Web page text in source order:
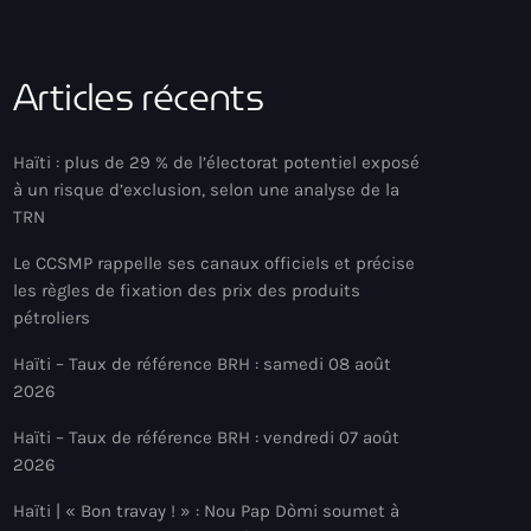
Articles récents
Haïti : plus de 29 % de l’électorat potentiel exposé
à un risque d’exclusion, selon une analyse de la
TRN
Le CCSMP rappelle ses canaux officiels et précise
les règles de fixation des prix des produits
pétroliers
Haïti – Taux de référence BRH : samedi 08 août
2026
Haïti – Taux de référence BRH : vendredi 07 août
2026
Haïti | « Bon travay ! » : Nou Pap Dòmi soumet à